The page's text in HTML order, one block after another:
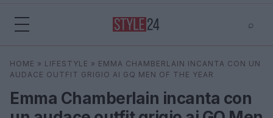
⌕
Cerca ⌕ ×
HOME » LIFESTYLE » EMMA CHAMBERLAIN INCANTA CON UN
AUDACE OUTFIT GRIGIO AI GQ MEN OF THE YEAR
Emma Chamberlain incanta con